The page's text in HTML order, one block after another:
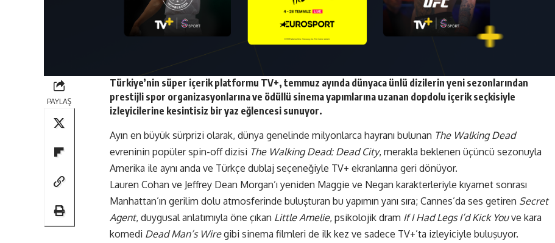
PAYLAŞ
Türkiye’nin süper içerik platformu TV+, temmuz ayında dünyaca ünlü dizilerin yeni sezonlarından
prestijli spor organizasyonlarına ve ödüllü sinema yapımlarına uzanan dopdolu içerik seçkisiyle
izleyicilerine kesintisiz bir yaz eğlencesi sunuyor.
Ayın en büyük sürprizi olarak, dünya genelinde milyonlarca hayranı bulunan The Walking Dead
evreninin popüler spin-off dizisi The Walking Dead: Dead City, merakla beklenen üçüncü sezonuyla
Amerika ile aynı anda ve Türkçe dublaj seçeneğiyle TV+ ekranlarına geri dönüyor.
Lauren Cohan ve Jeffrey Dean Morgan’ı yeniden Maggie ve Negan karakterleriyle kıyamet sonrası
Manhattan’ın gerilim dolu atmosferinde buluşturan bu yapımın yanı sıra; Cannes’da ses getiren Secret
Agent, duygusal anlatımıyla öne çıkan Little Amelie, psikolojik dram If I Had Legs I’d Kick Youve kara
komedi Dead Man’s Wiregibi sinema filmleri de ilk kez ve sadece TV+’ta izleyiciyle buluşuyor.